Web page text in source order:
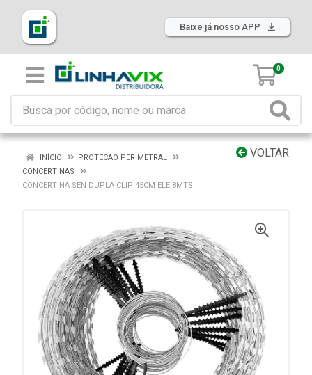
Baixe já nosso APP
0
VOLTAR
INÍCIO
PROTECAO PERIMETRAL
CONCERTINAS
CONCERTINA SEN DUPLA CLIP 45CM ELE 8MTS